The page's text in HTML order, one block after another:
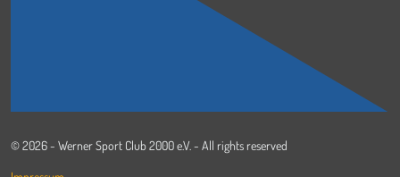
© 2026 - Werner Sport Club 2000 e.V. - All rights reserved